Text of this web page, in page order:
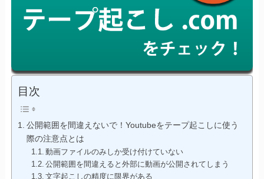
目次
公開範囲を間違えないで！Youtubeをテープ起こしに使う
際の注意点とは
動画ファイルのみしか受け付けていない
公開範囲を間違えると外部に動画が公開されてしまう
文字起こしの精度に限界がある